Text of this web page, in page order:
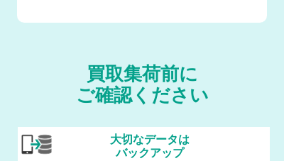
買取集荷前に
ご確認ください
大切なデータは
バックアップ